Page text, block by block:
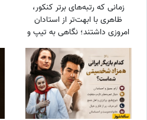
زمانی که رتبه‌های برتر کنکور،
ظاهری با ابهت‌تر از استادان
امروزی داشتند؛ نگاهی به تیپ و
استایل رتبه‌های برتر کنکور سال
1354 + عکس